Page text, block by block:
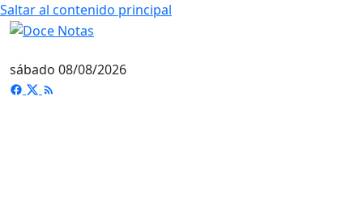
Saltar al contenido principal
sábado 08/08/2026